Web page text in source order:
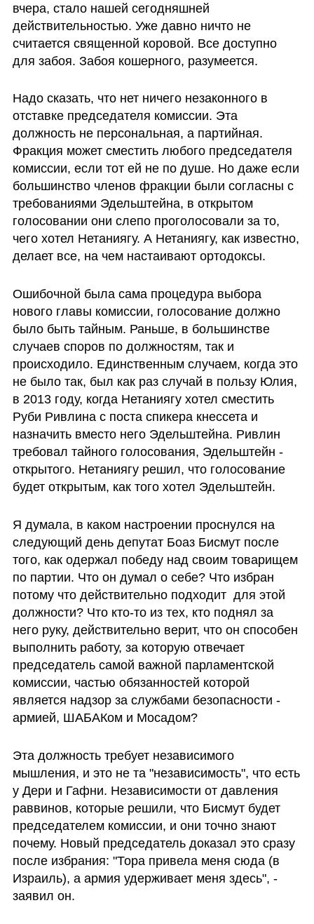
вчера, стало нашей сегодняшней
действительностью. Уже давно ничто не
считается священной коровой. Все доступно
для забоя. Забоя кошерного, разумеется.
Надо сказать, что нет ничего незаконного в
отставке председателя комиссии. Эта
должность не персональная, а партийная.
Фракция может сместить любого председателя
комиссии, если тот ей не по душе. Но даже если
большинство членов фракции были согласны с
требованиями Эдельштейна, в открытом
голосовании они слепо проголосовали за то,
чего хотел Нетаниягу. А Нетаниягу, как известно,
делает все, на чем настаивают ортодоксы.
Ошибочной была сама процедура выбора
нового главы комиссии, голосование должно
было быть тайным. Раньше, в большинстве
случаев споров по должностям, так и
происходило. Единственным случаем, когда это
не было так, был как раз случай в пользу Юлия,
в 2013 году, когда Нетаниягу хотел сместить
Руби Ривлина с поста спикера кнессета и
назначить вместо него Эдельштейна. Ривлин
требовал тайного голосования, Эдельштейн -
открытого. Нетаниягу решил, что голосование
будет открытым, как того хотел Эдельштейн.
Я думала, в каком настроении проснулся на
следующий день депутат Боаз Бисмут после
того, как одержал победу над своим товарищем
по партии. Что он думал о себе? Что избран
потому что действительно подходит  для этой
должности? Что кто-то из тех, кто поднял за
него руку, действительно верит, что он способен
выполнить работу, за которую отвечает
председатель самой важной парламентской
комиссии, частью обязанностей которой
является надзор за службами безопасности -
армией, ШАБАКом и Мосадом?
Эта должность требует независимого
мышления, и это не та "независимость", что есть
у Дери и Гафни. Независимости от давления
раввинов, которые решили, что Бисмут будет
председателем комиссии, и они точно знают
почему. Новый председатель доказал это сразу
после избрания: "Тора привела меня сюда (в
Израиль), а армия удерживает меня здесь", -
заявил он.